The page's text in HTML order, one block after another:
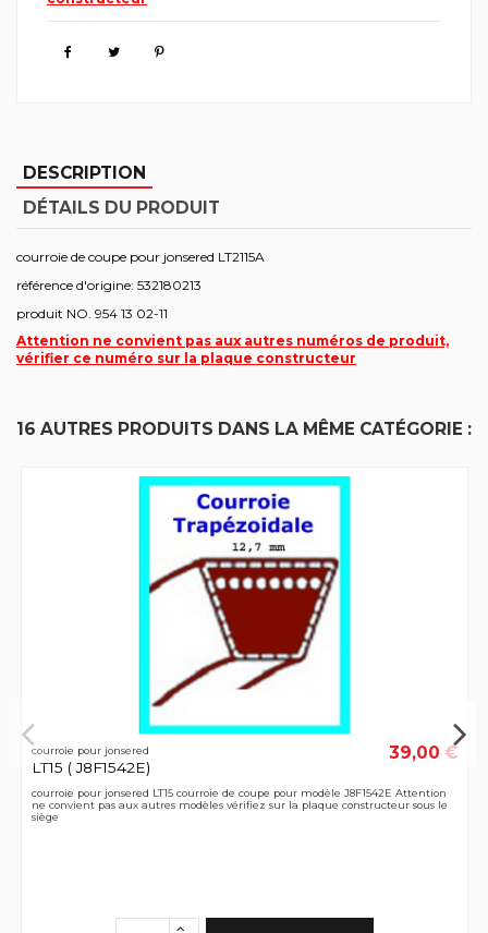
DESCRIPTION
DÉTAILS DU PRODUIT
courroie de coupe pour jonsered LT2115A
référence d'origine: 532180213
produit NO. 954 13 02-11
Attention ne convient pas aux autres numéros de produit,
vérifier ce numéro sur la plaque constructeur
16 AUTRES PRODUITS DANS LA MÊME CATÉGORIE :
courroie pour jonsered
LT15 ( J8F1542E)
39,00 €
courroie pour jonsered LT15 courroie de coupe pour modèle J8F1542E Attention
ne convient pas aux autres modèles vérifiez sur la plaque constructeur sous le
siège